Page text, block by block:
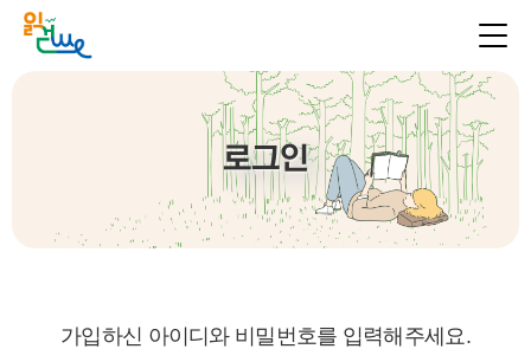
로그인
가입하신 아이디와 비밀번호를 입력해주세요.